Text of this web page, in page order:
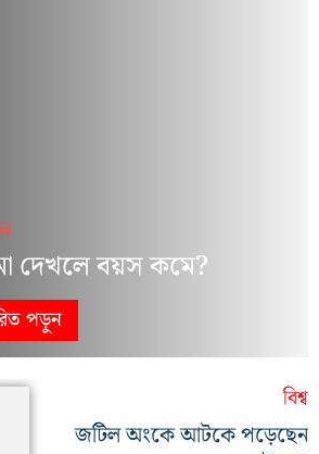
দেখলে বয়স কমে?
পড়ুন
বিশ্ব
জটিল অংকে আটকে পড়েছেন